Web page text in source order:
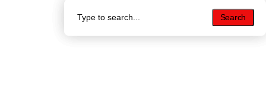
Search
Search
Search